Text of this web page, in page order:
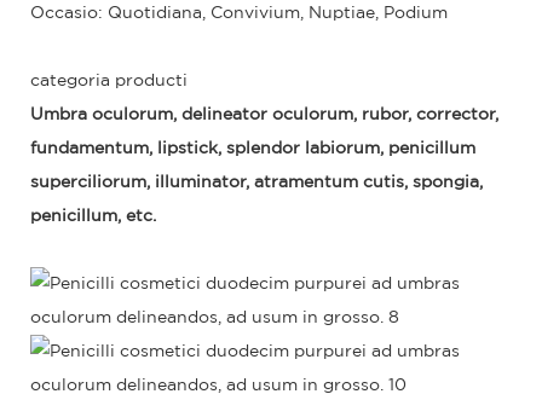
Occasio: Quotidiana, Convivium, Nuptiae, Podium
categoria producti
Umbra oculorum, delineator oculorum, rubor, corrector,
fundamentum, lipstick, splendor labiorum, penicillum
superciliorum, illuminator, atramentum cutis, spongia,
penicillum, etc.